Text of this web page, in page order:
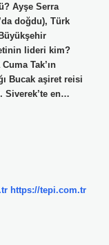
Ayşe Serra
doğdu), Türk
lideri kim?
Tak’ın
Bucak aşiret reisi
Siverek’te en…
https://tepi.com.tr